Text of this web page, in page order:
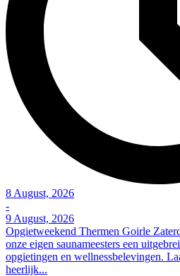
8 August, 2026
-
9 August, 2026
Opgietweekend Thermen Goirle
onze eigen saunameesters een
opgietingen en wellnessbelevingen.
heerlijk...